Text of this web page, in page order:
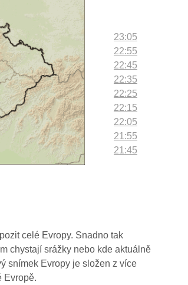
23:05
22:55
22:45
22:35
22:25
22:15
22:05
21:55
21:45
20:45
20:35
20:25
celé Evropy. Snadno tak
chystají srážky nebo kde aktuálně
snímek Evropy je složen z více
Evropě.